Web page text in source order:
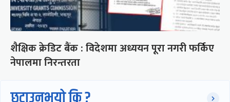
शैक्षिक क्रेडिट बैंक : विदेशमा अध्ययन पूरा नगरी फर्किए
नेपालमा निरन्तरता